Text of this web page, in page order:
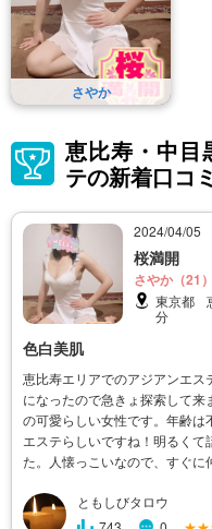
さやか
恵比寿・中目
テの新着口コ
2024/04/05
桜満開
さやか（21）
東京都
分
色白美肌
恵比寿エリアでのアジアンエス
になったので急きょ探索して来
の可愛らしい女性です。年齢は
エステらしいですね！明るくて
た。人懐っこいなので、すぐに
す。やはり、美しい肌質は、色
ね！胸は小ぶりですが、そそ
ともしびタロウ